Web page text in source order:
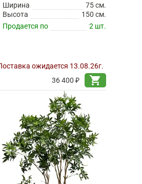
Ширина
75 см.
Высота
150 см.
Продается по
2 шт.
ожидается 13.08.26г.
36 400 ₽
shopping_cart